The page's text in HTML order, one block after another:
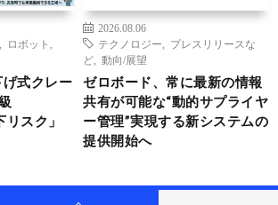
ロボット
式クレー
スク」
2026.08.06
テクノロジー
プレスリリースな
ど
動向/展望
ゼロボード、常に最新の情報
共有が可能な“動的サプライヤ
ー管理”実現する新システムの
提供開始へ